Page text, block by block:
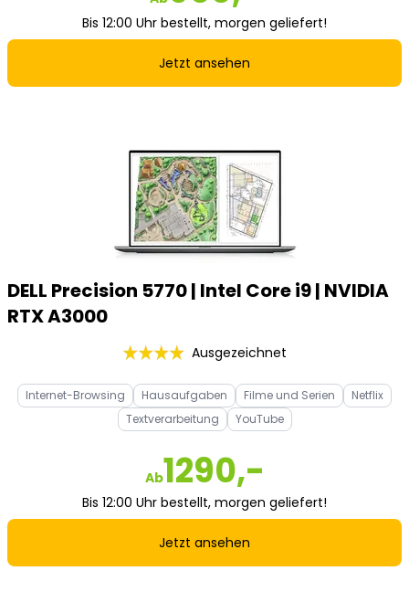
Bis 12:00 Uhr bestellt, morgen geliefert!
Jetzt ansehen
DELL Precision 5770 | Intel Core i9 | NVIDIA
RTX A3000
Ausgezeichnet
Internet-Browsing Hausaufgaben Filme und Serien
Netflix
Textverarbeitung
YouTube
Ab1290,-
Bis 12:00 Uhr bestellt, morgen geliefert!
Jetzt ansehen